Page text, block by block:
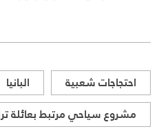
احتجاجات شعبية
البانيا
مشروع سياحي مرتبط بعائلة